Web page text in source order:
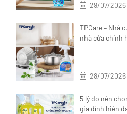
29/07/2026
TPCare – Nhà
nhà cửa chính
28/07/2026
5 lý do nên
gia đình hiện